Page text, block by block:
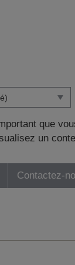
que
un
Contactez-